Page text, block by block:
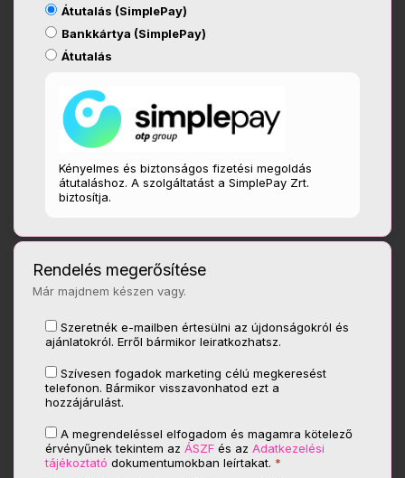
Átutalás (SimplePay)
Bankkártya (SimplePay)
Átutalás
Kényelmes és biztonságos fizetési megoldás
átutaláshoz. A szolgáltatást a SimplePay Zrt.
biztosítja.
Rendelés megerősítése
Már majdnem készen vagy.
Szeretnék e-mailben értesülni az újdonságokról és
ajánlatokról. Erről bármikor leiratkozhatsz.
Szívesen fogadok marketing célú megkeresést
telefonon. Bármikor visszavonhatod ezt a
hozzájárulást.
A megrendeléssel elfogadom és magamra kötelező
érvényűnek tekintem azÁSZF és azAdatkezelési
tájékoztató dokumentumokban leírtakat. *